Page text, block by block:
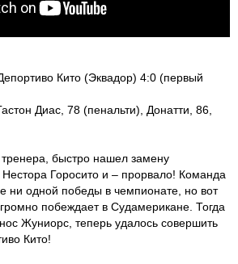
Кито (Эквадор) 4:0 (первый
Диас, 78 (пенальти), Донатти, 86,
быстро нашел замену
Горосито и – прорвало! Команда
ни одной победы в чемпионате, но вот
побеждает в Судамерикане. Тогда
Жуниорс, теперь удалось совершить
Кито!